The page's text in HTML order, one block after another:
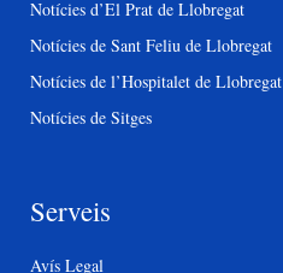
Notícies d’El Prat de Llobregat
Notícies de Sant Feliu de Llobregat
Notícies de l’Hospitalet de Llobregat
Notícies de Sitges
Serveis
Avís Legal